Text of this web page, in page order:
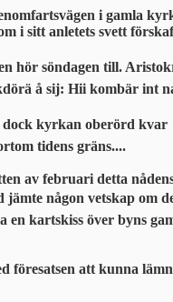
i gamla
i sitt anletets svett
hör söndagen till.
å sij: Hii kombär int
kyrkan oberörd
tidens gräns....
av februari detta
någon vetskap om
kartskiss över byns
att kunna